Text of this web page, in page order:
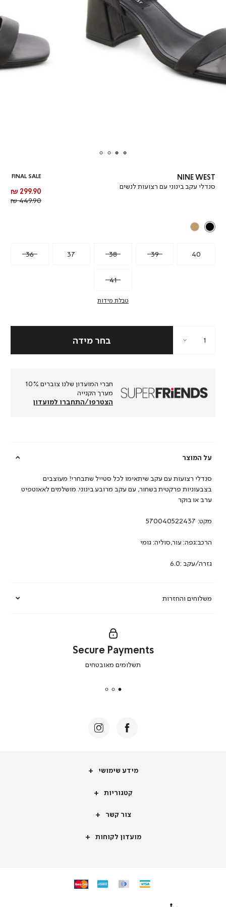
NINE WEST
סנדלי עקב בינוני עם רצועות לנשים
FINAL SALE
מחיר
מוצר
299.90 ₪
449.90 ₪
36 37 38 39 40
41
טבלת מידות
חברי המועדון שלנו צוברים 10%
מערך הקנייה
הצטרפו/התחברו למועדון
על המוצר
משלוחים והחזרות
סנדלי רצועות עם עקב שיתאימו לכל סטייל שתבחרי! מעוצבים
בצבעוניות פרקטית בשחור, עם עקב מרובע בינוני. מושלמים לאאוטפיט
ערב או בוקר
מקט: 570040522437
הרכב:גפה: עור,סוליה: גומי
גזרה/עקב :6.0
secure
Secure Payments
תשלומים מאובטחים
מידע
מידע שימושי
קטגוריותקטגוריות
צור
צור קשר
מועדון
מועדון לקוחות